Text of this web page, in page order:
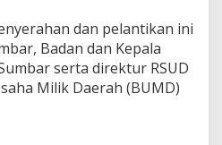
dan pelantikan ini
Badan dan Kepala
serta direktur RSUD
Milik Daerah (BUMD)